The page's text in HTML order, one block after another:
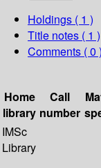
Holdings ( 1 )
Title notes ( 1 )
Comments ( 0 )
Home
library
Call
number
IMSc
Library